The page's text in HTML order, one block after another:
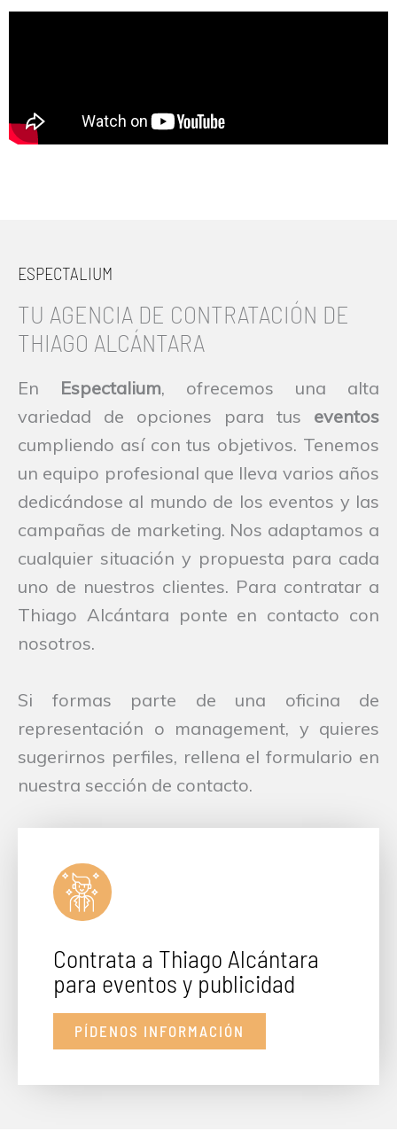
ESPECTALIUM
TU AGENCIA DE CONTRATACIÓN DE
THIAGO ALCÁNTARA
En Espectalium, ofrecemos una alta
variedad de opciones para tus eventos
cumpliendo así con tus objetivos. Tenemos
un equipo profesional que lleva varios años
dedicándose al mundo de los eventos y las
campañas de marketing. Nos adaptamos a
cualquier situación y propuesta para cada
uno de nuestros clientes. Para contratar a
Thiago Alcántara ponte en contacto con
nosotros.
Si formas parte de una oficina de
representación o management, y quieres
sugerirnos perfiles, rellena el formulario en
nuestra sección de contacto.
Contrata a Thiago Alcántara
para eventos y publicidad
PÍDENOS INFORMACIÓN